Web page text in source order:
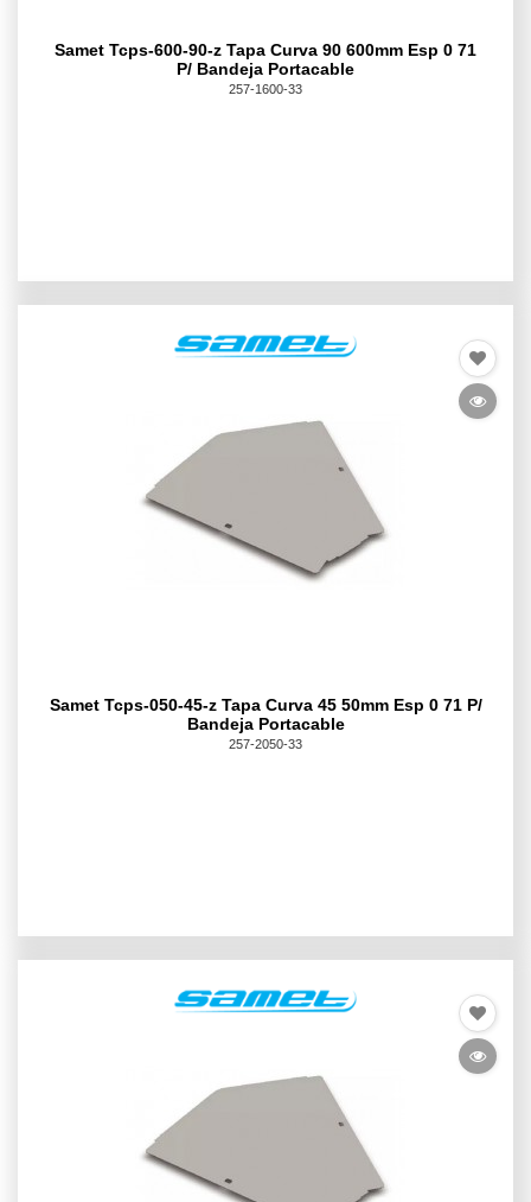
Samet Tcps-600-90-z Tapa Curva 90 600mm Esp 0 71
P/ Bandeja Portacable
257-1600-33
Samet Tcps-050-45-z Tapa Curva 45 50mm Esp 0 71 P/
Bandeja Portacable
257-2050-33